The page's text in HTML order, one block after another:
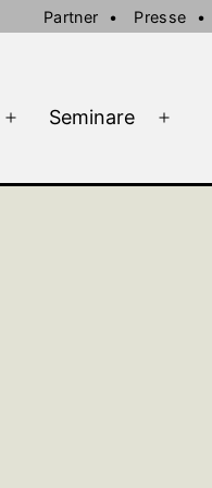
Partner Presse
Menü
Seminare